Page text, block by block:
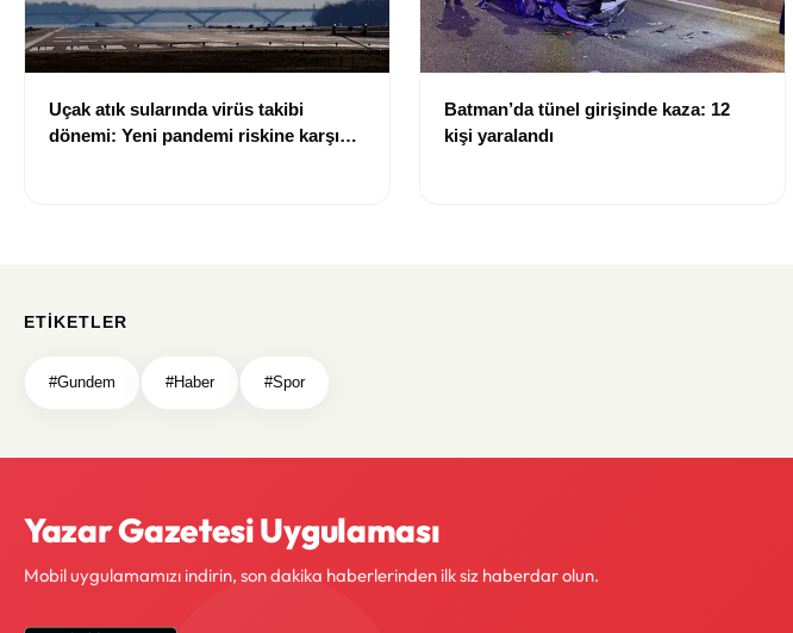
Uçak atık sularında virüs takibi
dönemi: Yeni pandemi riskine karşı
Batman’da tünel girişinde kaza: 12
kişi yaralandı
ETIKETLER
#Gundem #Haber #Spor
Yazar Gazetesi Uygulaması
Mobil uygulamamızı indirin, son dakika haberlerinden ilk siz haberdar olun.